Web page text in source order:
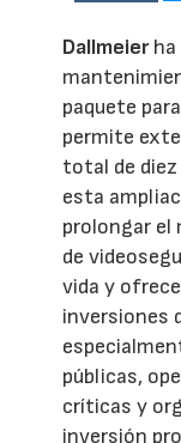
Dallmeier
paquete
permite
total de diez
esta
prolongar
de
vida y
inversiones
públicas,
críticas y
inversión